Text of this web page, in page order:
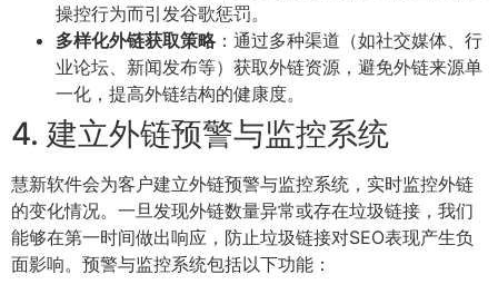
操控行为而引发谷歌惩罚。
多样化外链获取策略：通过多种渠道（如社交媒体、行
业论坛、新闻发布等）获取外链资源，避免外链来源单
一化，提高外链结构的健康度。
4. 建立外链预警与监控系统
慧新软件会为客户建立外链预警与监控系统，实时监控外链
的变化情况。一旦发现外链数量异常或存在垃圾链接，我们
能够在第一时间做出响应，防止垃圾链接对SEO表现产生负
面影响。预警与监控系统包括以下功能：